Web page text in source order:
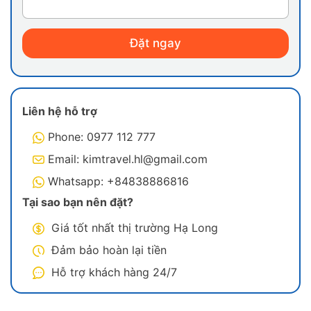
Những ưu đãi, tiện ích trong tour
Lưu ý:
đổi do thời tiết, thủy triều, điều kiện hoạt động
mà không cần báo trước. Những chuyến du
ngoạn bơi lội hoặc kayaking có thể bị hủy do
Đặt ngay
Liên hệ hỗ trợ
Phone: 0977 112 777
Email: kimtravel.hl@gmail.com
Whatsapp: +84838886816
Tại sao bạn nên đặt?
Giá tốt nhất thị trường Hạ Long
Đảm bảo hoàn lại tiền
Hỗ trợ khách hàng 24/7